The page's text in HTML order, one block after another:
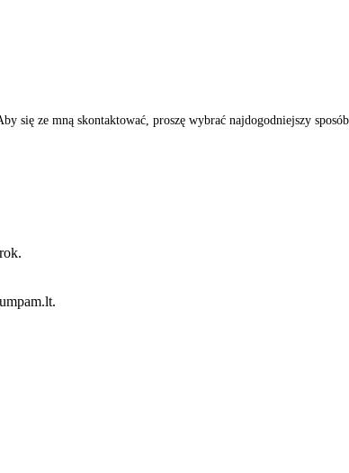
ze mną skontaktować, proszę wybrać najdogodniejszy